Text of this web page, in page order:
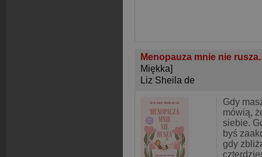
Menopauza mnie nie
Miękka]
Liz Sheila de
Gdy
mówią,
siebie.
byś
gdy